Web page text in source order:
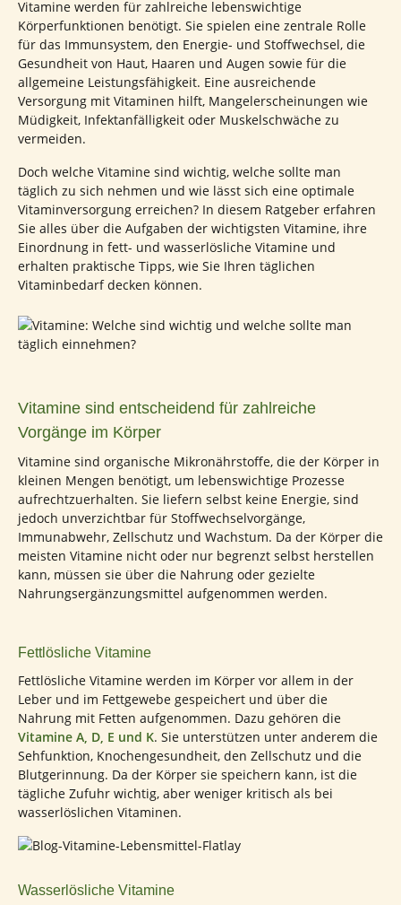
Vitamine werden für zahlreiche lebenswichtige
Körperfunktionen benötigt. Sie spielen eine zentrale Rolle
für das Immunsystem, den Energie- und Stoffwechsel, die
Gesundheit von Haut, Haaren und Augen sowie für die
allgemeine Leistungsfähigkeit. Eine ausreichende
Versorgung mit Vitaminen hilft, Mangelerscheinungen wie
Müdigkeit, Infektanfälligkeit oder Muskelschwäche zu
vermeiden.
Doch welche Vitamine sind wichtig, welche sollte man
täglich zu sich nehmen und wie lässt sich eine optimale
Vitaminversorgung erreichen? In diesem Ratgeber erfahren
Sie alles über die Aufgaben der wichtigsten Vitamine, ihre
Einordnung in fett- und wasserlösliche Vitamine und
erhalten praktische Tipps, wie Sie Ihren täglichen
Vitaminbedarf decken können.
Vitamine sind entscheidend für zahlreiche
Vorgänge im Körper
Vitamine sind organische Mikronährstoffe, die der Körper in
kleinen Mengen benötigt, um lebenswichtige Prozesse
aufrechtzuerhalten. Sie liefern selbst keine Energie, sind
jedoch unverzichtbar für Stoffwechselvorgänge,
Immunabwehr, Zellschutz und Wachstum. Da der Körper die
meisten Vitamine nicht oder nur begrenzt selbst herstellen
kann, müssen sie über die Nahrung oder gezielte
Nahrungsergänzungsmittel aufgenommen werden.
Fettlösliche Vitamine
Fettlösliche Vitamine werden im Körper vor allem in der
Leber und im Fettgewebe gespeichert und über die
Nahrung mit Fetten aufgenommen. Dazu gehören die
Vitamine A, D, E und K. Sie unterstützen unter anderem die
Sehfunktion, Knochengesundheit, den Zellschutz und die
Blutgerinnung. Da der Körper sie speichern kann, ist die
tägliche Zufuhr wichtig, aber weniger kritisch als bei
wasserlöslichen Vitaminen.
Wasserlösliche Vitamine